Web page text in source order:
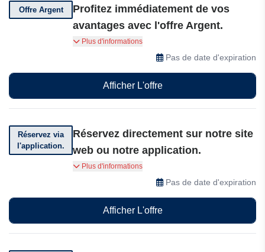
Offre Argent
Profitez immédiatement de vos
avantages avec l'offre Argent.
Profitez d'avantages dès maintenant. Gagnez
4 D$ par tranche de 100 USD, valable 12 mois,
avec jusqu'à 10 % de réduction, des offres
exclusives et le Wi-Fi gratuit.
Plus d'informations
Pas de date d'expiration
Afficher L'offre
Réservez via
l'application.
Réservez directement sur notre site
web ou notre application.
Accédez à des avantages exclusifs en tant que
membre Minor DISCOVERY en réservant
directement sur notre site web ou notre
application.
Plus d'informations
Pas de date d'expiration
Afficher L'offre